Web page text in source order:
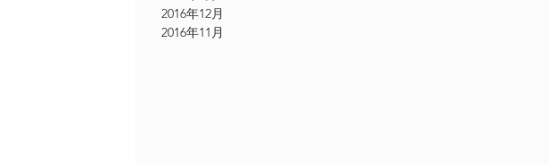
2016年12月
2016年11月